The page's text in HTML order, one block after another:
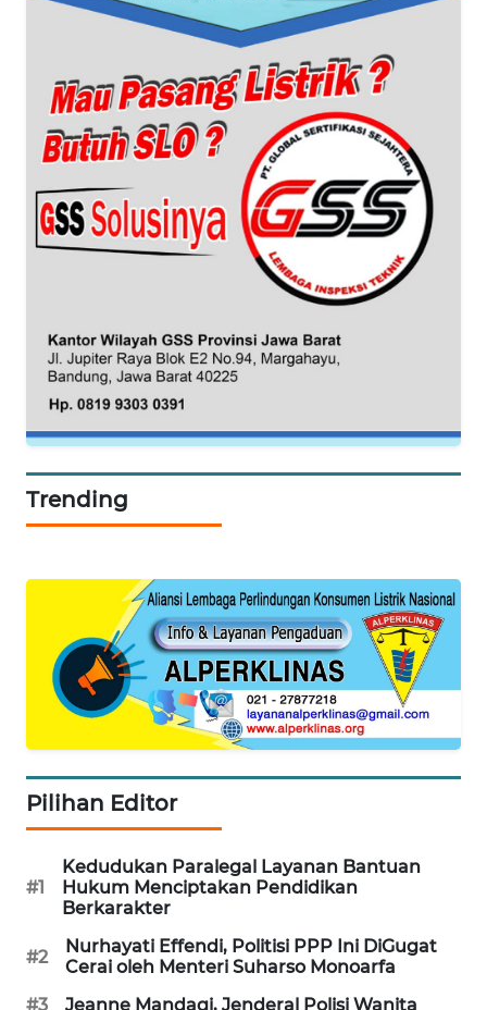
Trending
Pilihan Editor
#1
Kedudukan Paralegal Layanan Bantuan
Hukum Menciptakan Pendidikan
Berkarakter
#2
Nurhayati Effendi, Politisi PPP Ini DiGugat
Cerai oleh Menteri Suharso Monoarfa
#3
Jeanne Mandagi, Jenderal Polisi Wanita
CO ID
WAHANANEWS
NET
WAHANA
WAHANA
UMKM
SELEB
WAHANA
PERSONA
WAHANA
OTOMOTIF
HEALTH
WAHANA
DESA
WISATA
Wahana
Network
KONSUMEN
LISTRIK
MASYARAKAT
KELISTRIKAN